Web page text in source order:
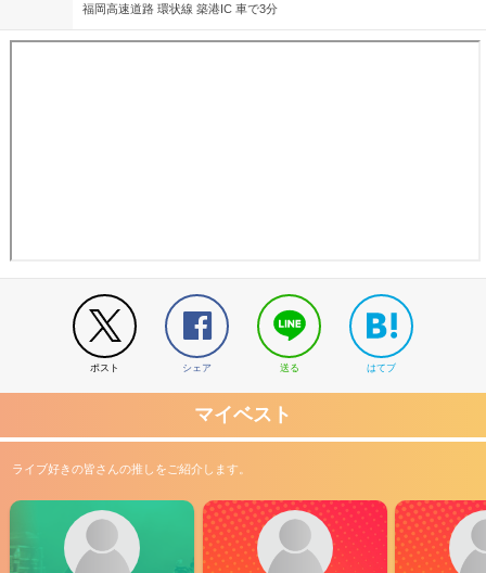
福岡高速道路 環状線 築港IC 車で3分
ポスト シェア 送る はてブ
マイベスト
ライブ好きの皆さんの推しをご紹介します。